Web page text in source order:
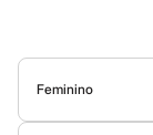
Óculos
Relógios
Botas
Feminino
BlusasCalças